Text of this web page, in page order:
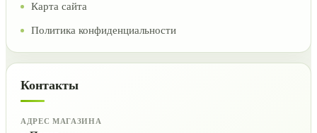
Карта сайта
Политика конфиденциальности
Контакты
АДРЕС МАГАЗИНА